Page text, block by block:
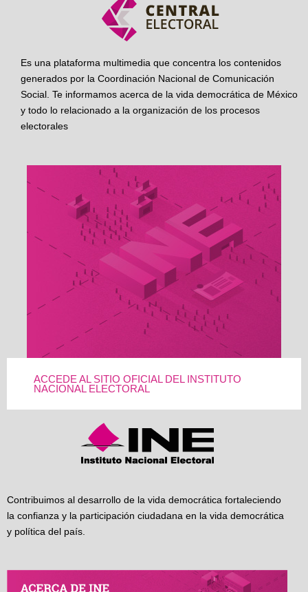
Es una plataforma multimedia que concentra los contenidos
generados por la Coordinación Nacional de Comunicación
Social. Te informamos acerca de la vida democrática de México
y todo lo relacionado a la organización de los procesos
electorales
ACCEDE AL SITIO OFICIAL DEL INSTITUTO
NACIONAL ELECTORAL
Contribuimos al desarrollo de la vida democrática fortaleciendo
la confianza y la participación ciudadana en la vida democrática
y política del país.